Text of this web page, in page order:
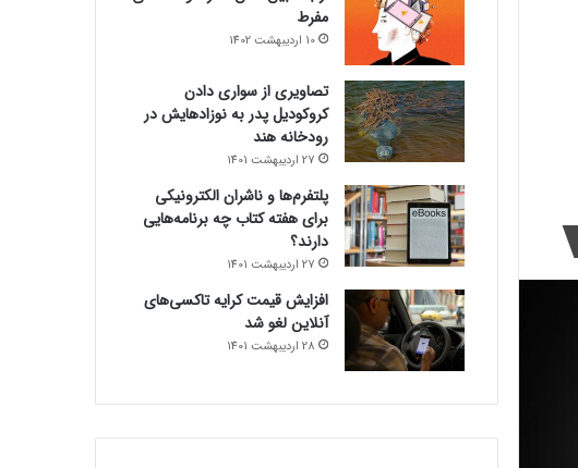
مفرط
10 اردیبهشت 1402
تصاویری از سواری دادن
کروکودیل پدر به نوزادهایش در
رودخانه هند
27 اردیبهشت 1401
پلتفرم‌ها و ناشران الکترونیکی
برای هفته کتاب چه برنامه‌هایی
دارند؟
27 اردیبهشت 1401
افزایش قیمت کرایه تاکسی‌های
آنلاین لغو شد
28 اردیبهشت 1401